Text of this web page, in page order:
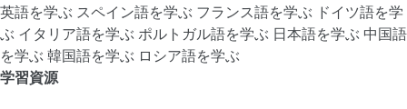
英語を学ぶ スペイン語を学ぶ フランス語を学ぶ ドイツ語を学
ぶ イタリア語を学ぶ ポルトガル語を学ぶ 日本語を学ぶ 中国語
を学ぶ 韓国語を学ぶ ロシア語を学ぶ
学習資源